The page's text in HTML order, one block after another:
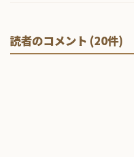
読者のコメント (20件)